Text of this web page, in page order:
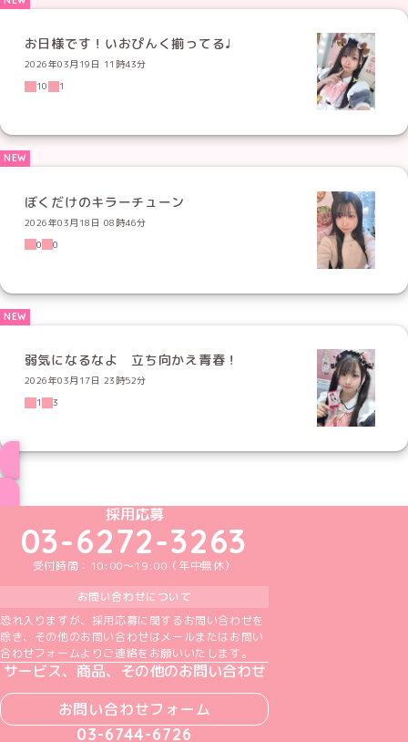
お日様です！いおぴんく揃ってる♩
2026年03月19日 11時43分
10
1
ぼくだけのキラーチューン
2026年03月18日 08時46分
0
0
弱気になるなよ 立ち向かえ青春！
2026年03月17日 23時52分
1
3
めいどりーみんTikTok公式アカウント
めいどりーみんX公式アカウント
めいどりーみんInstagram公式アカウント
めいどりーみんFacebook公式アカウン
めいどりーみんYouTube公式アカ
採用応募
03-6272-3263
受付時間：10:00～19:00（年中無休）
お問い合わせについて
恐れ入りますが、採用応募に関するお問い合わせを
除き、その他のお問い合わせはメールまたはお問い
合わせフォームよりご連絡をお願いいたします。
サービス、商品、その他のお問い合わせ
お問い合わせフォーム
03-6744-6726